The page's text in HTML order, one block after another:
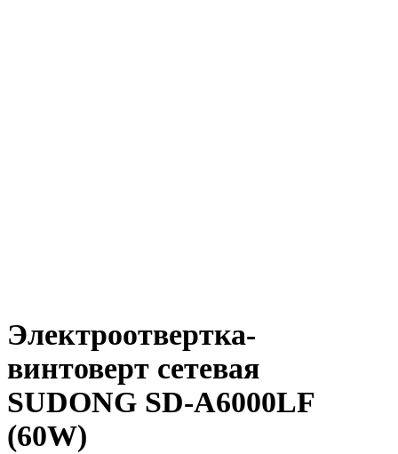
Электроотвертка-
винтоверт сетевая
SUDONG SD-A6000LF
(60W)